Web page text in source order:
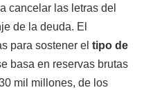
cancelar las letras del
de la deuda. El
para sostener el tipo de
basa en reservas brutas
mil millones, de los